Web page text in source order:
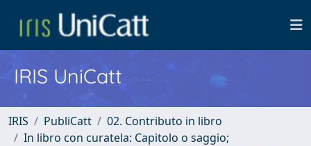
IRIS UniCatt
IRIS PubliCatt
02. Contributo in libro
In libro con curatela: Capitolo o saggio;